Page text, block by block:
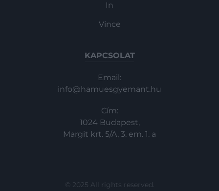
In
Vince
KAPCSOLAT
Email:
info@hamuesgyemant.hu
Cím:
1024 Budapest,
Margit krt. 5/A, 3. em. 1. a
© 2025 All rights reserved.